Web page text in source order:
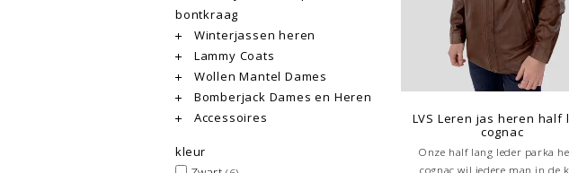
bontkraag
Winterjassen heren
Lammy Coats
Wollen Mantel Dames
Bomberjack Dames en Heren
Accessoires
kleur
LVS Leren jas heren half
cognac
Onze half lang leder parka
cognac wil iedere man in de